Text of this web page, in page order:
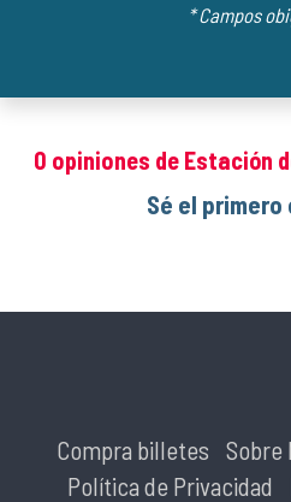
* Campos
0 opiniones de Estación
Sé el primero
Compra billetes Sobre
Política de Privacidad